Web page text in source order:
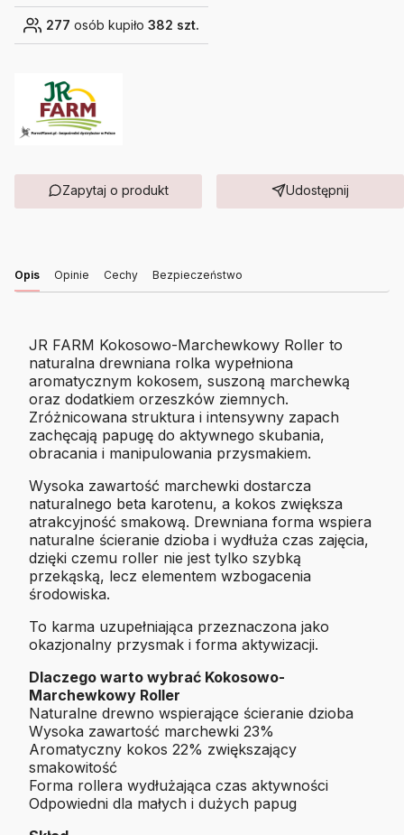
277 osób kupiło 382 szt.
Zapytaj o produkt Udostępnij
Opis Opinie Cechy Bezpieczeństwo
JR FARM Kokosowo-Marchewkowy Roller to
naturalna drewniana rolka wypełniona
aromatycznym kokosem, suszoną marchewką
oraz dodatkiem orzeszków ziemnych.
Zróżnicowana struktura i intensywny zapach
zachęcają papugę do aktywnego skubania,
obracania i manipulowania przysmakiem.
Wysoka zawartość marchewki dostarcza
naturalnego beta karotenu, a kokos zwiększa
atrakcyjność smakową. Drewniana forma wspiera
naturalne ścieranie dzioba i wydłuża czas zajęcia,
dzięki czemu roller nie jest tylko szybką
przekąską, lecz elementem wzbogacenia
środowiska.
To karma uzupełniająca przeznaczona jako
okazjonalny przysmak i forma aktywizacji.
Dlaczego warto wybrać Kokosowo-
Marchewkowy Roller
Naturalne drewno wspierające ścieranie dzioba
Wysoka zawartość marchewki 23%
Aromatyczny kokos 22% zwiększający
smakowitość
Forma rollera wydłużająca czas aktywności
Odpowiedni dla małych i dużych papug